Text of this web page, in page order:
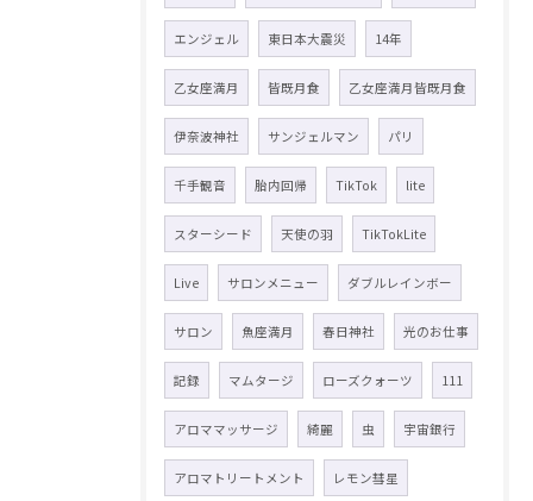
エンジェル 東日本大震災 14年
乙女座満月 皆既月食 乙女座満月皆既月食
伊奈波神社 サンジェルマン パリ
千手観音 胎内回帰 TikTok lite
スターシード 天使の羽 TikTokLite
Live サロンメニュー ダブルレインボー
サロン 魚座満月 春日神社 光のお仕事
記録 マムタージ ローズクォーツ 111
アロママッサージ 綺麗 虫 宇宙銀行
アロマトリートメント レモン彗星